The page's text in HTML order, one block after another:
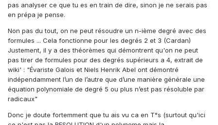
pas analyser ce que tu es en train de dire, sinon je ne serais pas
en prépa je pense.
Non pas du tout, on ne peut résoudre un n-ième degré avec des
formules ... Cela fonctionne pour les degrés 2 et 3 (Cardan)
Justement, il y a des théorèmes qui démontrent qu'on ne peut
pas tirer de formules pour des degrés supérieurs a 4, extrait de
wiki' : "Évariste Galois et Niels Henrik Abel ont démontré
indépendamment l’un de l’autre que d’une manière générale une
équation polynomiale de degré 5 ou plus n’est pas résoluble par
radicaux"
Donc je doute fortemment que tu ais vu ca en T°s (surtout qu'ici